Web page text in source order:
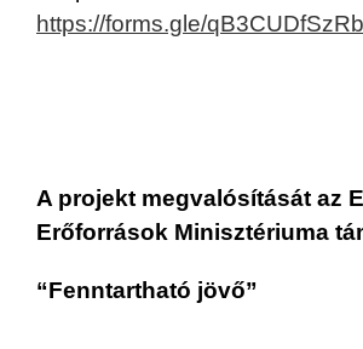
https://forms.gle/
A projekt megvalósítását az
Erőforrások Minisztériuma
“Fenntartható jövő”